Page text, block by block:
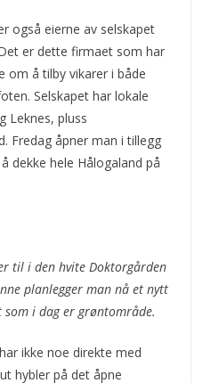
også eierne av selskapet
er dette firmaet som har
om å tilby vikarer i både
Selskapet har lokale
Leknes, pluss
Fredag åpner man i tillegg
dekke hele Hålogaland på
til i den hvite Doktorgården
planlegger man nå et nytt
som i dag er grøntområde.
ikke noe direkte med
hybler på det åpne